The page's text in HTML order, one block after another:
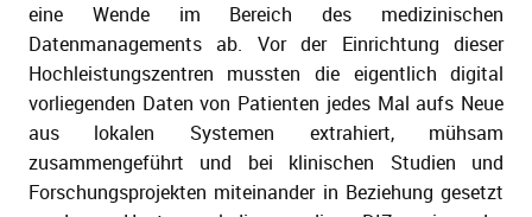
Menü aufklappen
Menü aufklappen
Menü aufklappen
eine Wende im Bereich des medizinischen
Datenmanagements ab. Vor der Einrichtung dieser
Hochleistungszentren mussten die eigentlich digital
vorliegenden Daten von Patienten jedes Mal aufs Neue
aus lokalen Systemen extrahiert, mühsam
zusammengeführt und bei klinischen Studien und
Forschungsprojekten miteinander in Beziehung gesetzt